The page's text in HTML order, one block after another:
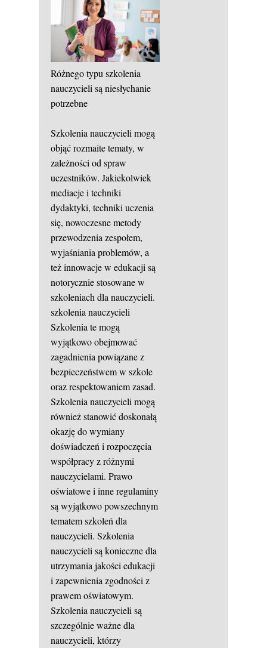
Różnego typu szkolenia
nauczycieli są niesłychanie
potrzebne
Szkolenia nauczycieli mogą
objąć rozmaite tematy, w
zależności od spraw
uczestników. Jakiekolwiek
mediacje i techniki
dydaktyki, techniki uczenia
się, nowoczesne metody
przewodzenia zespołem,
wyjaśniania problemów, a
też innowacje w edukacji są
notorycznie stosowane w
szkoleniach dla nauczycieli.
szkolenia nauczycieli
Szkolenia te mogą
wyjątkowo obejmować
zagadnienia powiązane z
bezpieczeństwem w szkole
oraz respektowaniem zasad.
Szkolenia nauczycieli mogą
również stanowić doskonałą
okazję do wymiany
doświadczeń i rozpoczęcia
współpracy z różnymi
nauczycielami. Prawo
oświatowe i inne regulaminy
są wyjątkowo powszechnym
tematem szkoleń dla
nauczycieli. Szkolenia
nauczycieli są konieczne dla
utrzymania jakości edukacji
i zapewnienia zgodności z
prawem oświatowym.
Szkolenia nauczycieli są
szczególnie ważne dla
nauczycieli, którzy